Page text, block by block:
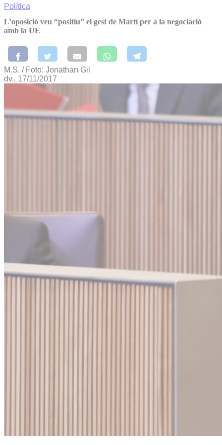
Política
L’oposició veu “positiu” el gest de Martí per a la negociació
amb la UE
M.S. / Foto: Jonathan Gil
dv., 17/11/2017